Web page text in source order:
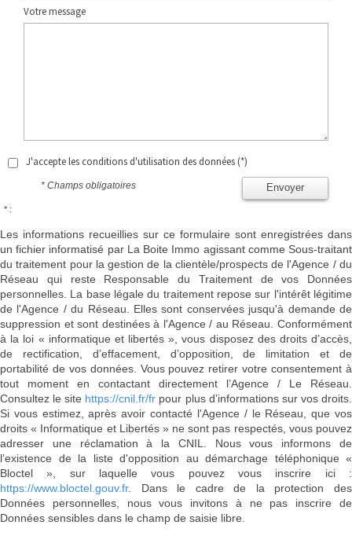
Votre message
J'accepte les conditions d'utilisation des données (*)
Envoyer
* Champs obligatoires
* :
Les informations recueillies sur ce formulaire sont enregistrées dans
un fichier informatisé par La Boite Immo agissant comme Sous-traitant
du traitement pour la gestion de la clientèle/prospects de l'Agence / du
Réseau qui reste Responsable du Traitement de vos Données
personnelles. La base légale du traitement repose sur l'intérêt légitime
de l'Agence / du Réseau. Elles sont conservées jusqu'à demande de
suppression et sont destinées à l'Agence / au Réseau. Conformément
à la loi « informatique et libertés », vous disposez des droits d’accès,
de rectification, d’effacement, d’opposition, de limitation et de
portabilité de vos données. Vous pouvez retirer votre consentement à
tout moment en contactant directement l’Agence / Le Réseau.
Consultez le site https://cnil.fr/fr pour plus d’informations sur vos droits.
Si vous estimez, après avoir contacté l'Agence / le Réseau, que vos
droits « Informatique et Libertés » ne sont pas respectés, vous pouvez
adresser une réclamation à la CNIL. Nous vous informons de
l’existence de la liste d'opposition au démarchage téléphonique «
Bloctel », sur laquelle vous pouvez vous inscrire ici :
https://www.bloctel.gouv.fr. Dans le cadre de la protection des
Données personnelles, nous vous invitons à ne pas inscrire de
Données sensibles dans le champ de saisie libre.